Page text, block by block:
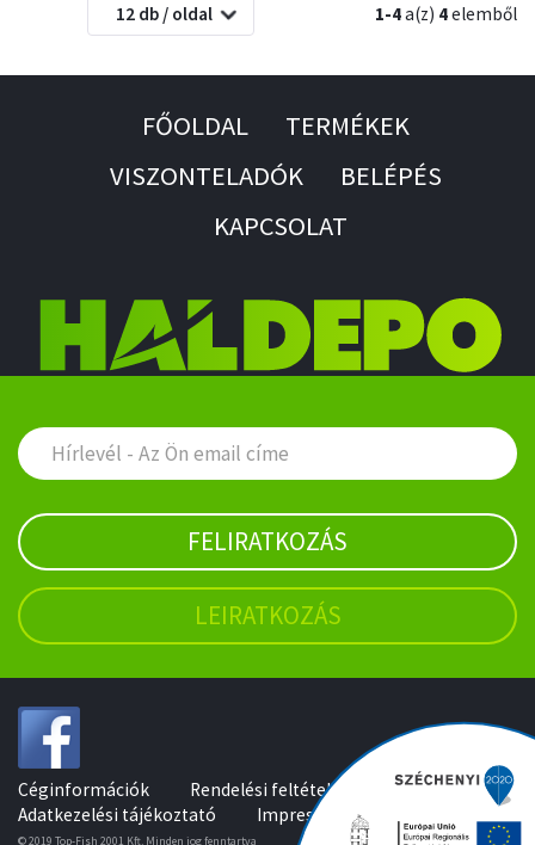
12 db / oldal 1-4a(z) 4elemből
FŐOLDAL
TERMÉKEK
VISZONTELADÓK
BELÉPÉS
KAPCSOLAT
FELIRATKOZÁS
LEIRATKOZÁS
Céginformációk
Rendelési feltételek
Adatkezelési tájékoztató
Impresszum
© 2019 Top-Fish 2001 Kft, Minden jog fenntartva